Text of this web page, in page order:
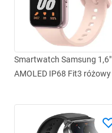
Smartwatch Samsung 1,6"
AMOLED IP68 Fit3 różowy